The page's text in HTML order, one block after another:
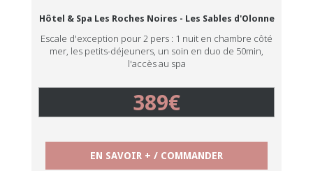
Hôtel & Spa Les Roches Noires - Les Sables d'Olonne
Escale d'exception pour 2 pers : 1 nuit en chambre côté
mer, les petits-déjeuners, un soin en duo de 50min,
l'accès au spa
389€
EN SAVOIR + / COMMANDER